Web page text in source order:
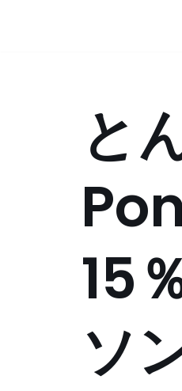
と
15
ソ